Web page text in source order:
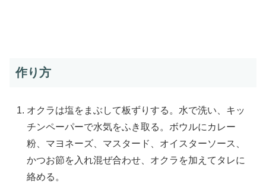
作り方
オクラは塩をまぶして板ずりする。水で洗い、キッ
チンペーパーで水気をふき取る。ボウルにカレー
粉、マヨネーズ、マスタード、オイスターソース、
かつお節を入れ混ぜ合わせ、オクラを加えてタレに
絡める。